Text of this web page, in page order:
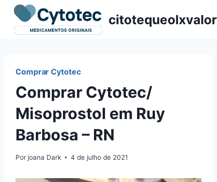
Pular
para
citotequeolxvalor
Comprar Cytotec
Comprar Cytotec/
Misoprostol em Ruy
Barbosa – RN
Por joana Dark 4 de julho de 2021